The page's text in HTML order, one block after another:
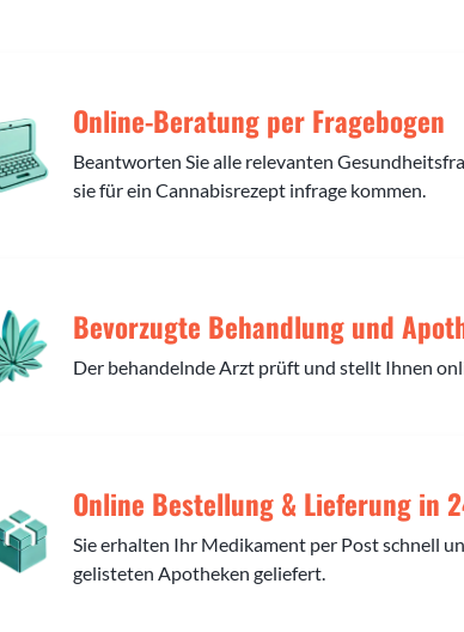
Online-Beratung per Fragebogen
Beantworten Sie alle relevanten
sie für ein Cannabisrezept infrage kommen.
Bevorzugte Behandlung und
Der behandelnde Arzt prüft und stellt Ihnen
Online Bestellung & Lieferung in
Sie erhalten Ihr Medikament per Post schnell
gelisteten Apotheken geliefert.